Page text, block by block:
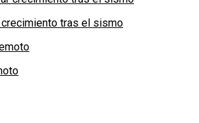
crecimiento tras el sismo